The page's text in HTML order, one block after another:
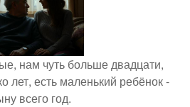
нам чуть больше двадцати,
лет, есть маленький ребёнок -
всего год.